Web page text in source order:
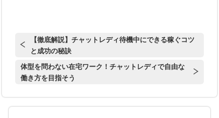
【徹底解説】チャットレディ待機中にできる稼ぐコツ
と成功の秘訣
体型を問わない在宅ワーク！チャットレディで自由な
働き方を目指そう